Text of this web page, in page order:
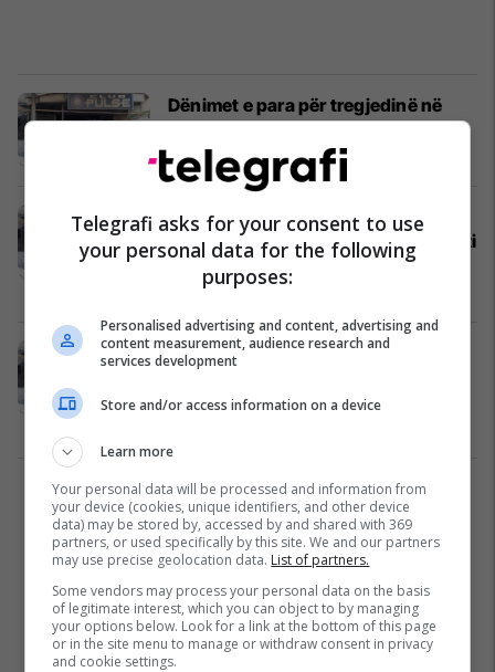
Dënimet e para për tregjedinë në
Pulse, tre policë dënohen me kusht
Gjyqësi 05/05/2026
Drejtori i Mjekësisë Ligjore: Në
zjarrin në "Pulse", temperatura arriti
Gjyqësi 04/05/2026
Më 5 maj shpallet vendimi i parë për
tragjedinë në diskotekën “Puls” në
1
Telegrafi asks for your consent to use
your personal data for the following
purposes:
Personalised advertising and content, advertising and
content measurement, audience research and
services development
Store and/or access information on a device
Learn more
Your personal data will be processed and information from
your device (cookies, unique identifiers, and other device
data) may be stored by, accessed by and shared with 369
partners, or used specifically by this site. We and our partners
may use precise geolocation data. List of partners.
Some vendors may process your personal data on the basis
of legitimate interest, which you can object to by managing
your options below. Look for a link at the bottom of this page
or in the site menu to manage or withdraw consent in privacy
and cookie settings.